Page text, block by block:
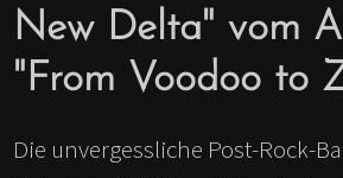
New Delta" vom
"From Voodoo to
Die unvergessliche Post-Rock-